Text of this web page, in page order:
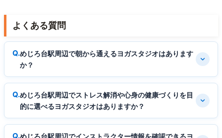
よくある質問
めじろ台駅周辺で朝から通えるヨガスタジオはあります
か？
めじろ台駅周辺でストレス解消や心身の健康づくりを目
的に選べるヨガスタジオはありますか？